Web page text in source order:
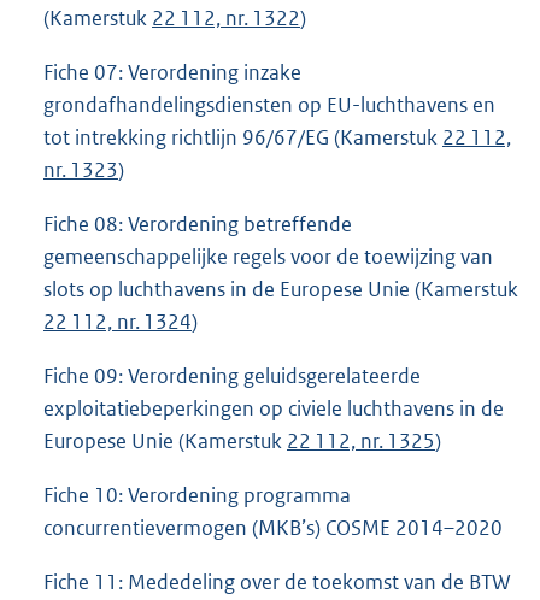
(Kamerstuk 22 112, nr. 1322)
Fiche 07: Verordening inzake
grondafhandelingsdiensten op EU-luchthavens en
tot intrekking richtlijn 96/67/EG (Kamerstuk 22 112,
nr. 1323)
Fiche 08: Verordening betreffende
gemeenschappelijke regels voor de toewijzing van
slots op luchthavens in de Europese Unie (Kamerstuk
22 112, nr. 1324)
Fiche 09: Verordening geluidsgerelateerde
exploitatiebeperkingen op civiele luchthavens in de
Europese Unie (Kamerstuk 22 112, nr. 1325)
Fiche 10: Verordening programma
concurrentievermogen (MKB’s) COSME 2014–2020
Fiche 11: Mededeling over de toekomst van de BTW